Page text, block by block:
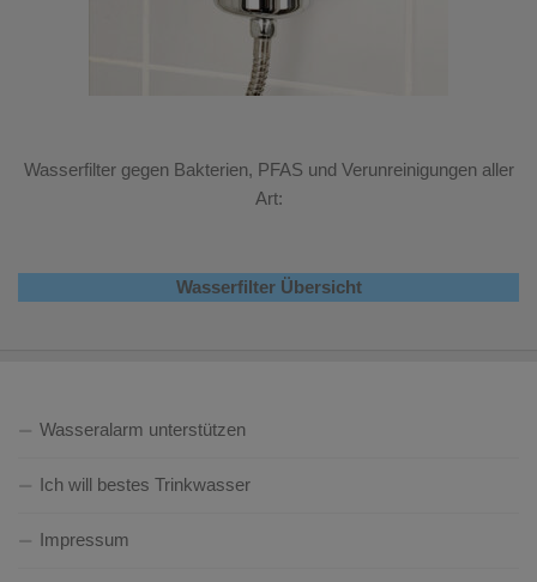
Wasserfilter gegen Bakterien, PFAS und Verunreinigungen aller
Art:
Wasserfilter Übersicht
Wasseralarm unterstützen
Ich will bestes Trinkwasser
Impressum